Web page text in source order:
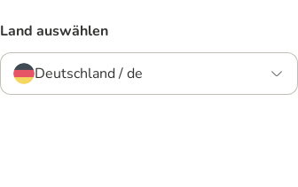
Land auswählen
Deutschland / de